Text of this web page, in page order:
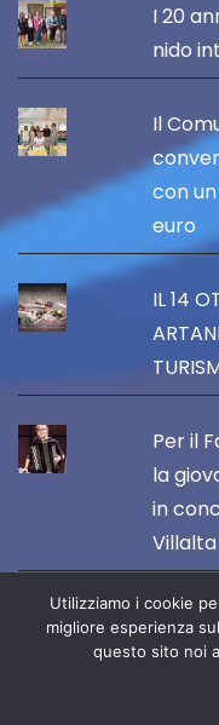
I 20
nido
Il
con
euro
IL 14
Per il
la
in
Esce il
titolo
Utilizziamo i cookie
migliore esperienza
questo sito noi